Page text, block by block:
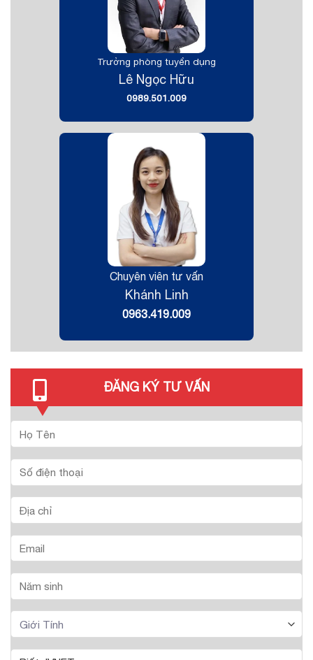
Trưởng phòng tuyển dụng
Lê Ngọc Hữu
0989.501.009
Chuyên viên tư vấn
Khánh Linh
0963.419.009
ĐĂNG KÝ TƯ VẤN